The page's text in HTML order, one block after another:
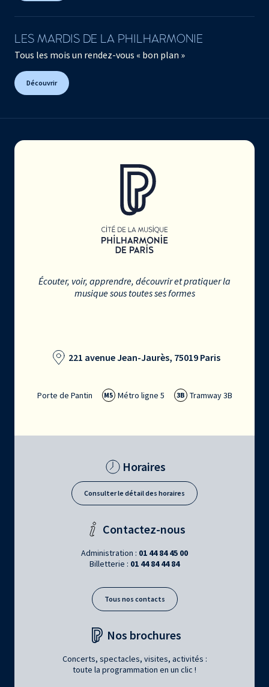
LES MARDIS DE LA PHILHARMONIE
Tous les mois un rendez-vous « bon plan »
Découvrir
Écouter, voir, apprendre, découvrir et pratiquer la
musique sous toutes ses formes
221 avenue Jean-Jaurès, 75019 Paris
Porte de Pantin M5 Métro ligne 5 3B Tramway 3B
Horaires
Consulter le détail des horaires
Contactez-nous
Administration : 01 44 84 45 00
Billetterie : 01 44 84 44 84
Tous nos contacts
Nos brochures
Concerts, spectacles, visites, activités :
toute la programmation en un clic !